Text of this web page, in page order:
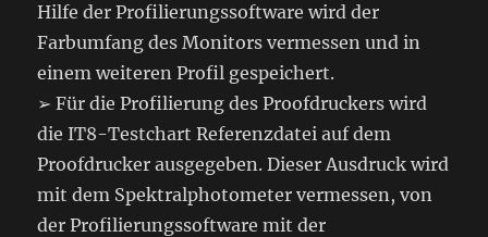
Hilfe der Profilierungssoftware wird der
Farbumfang des Monitors vermessen und in
einem weiteren Profil gespeichert.
➢ Für die Profilierung des Proofdruckers wird
die IT8-Testchart Referenzdatei auf dem
Proofdrucker ausgegeben. Dieser Ausdruck wird
mit dem Spektralphotometer vermessen, von
der Profilierungssoftware mit der